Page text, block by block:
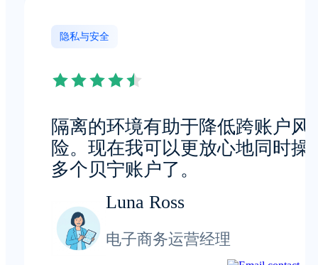
隐私与安全
隔离的环境有助于降低跨账户风
险。现在我可以更放心地同时操
多个贝宁账户了。
Luna Ross
电子商务运营经理